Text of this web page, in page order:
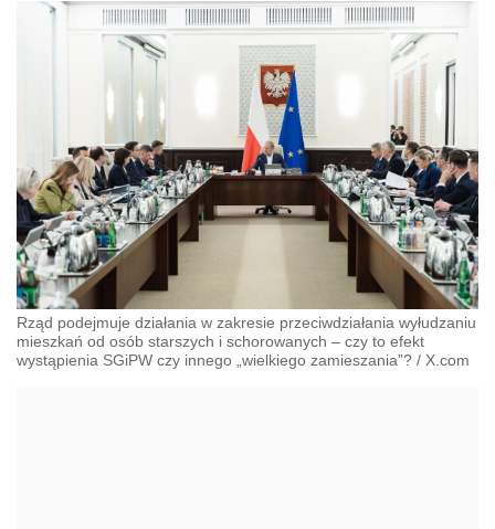
Rząd podejmuje działania w zakresie przeciwdziałania wyłudzaniu
mieszkań od osób starszych i schorowanych – czy to efekt
wystąpienia SGiPW czy innego „wielkiego zamieszania”? / X.com